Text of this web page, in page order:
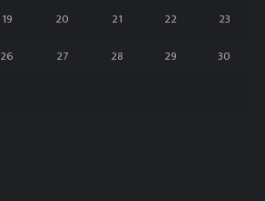
19 20 21 22
23
26 27 28 29
30